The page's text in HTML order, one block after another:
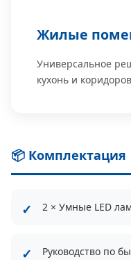
Жилые
Универсальное
кухонь и коридоров
📦 Комплектация
2 × Умные LED
Руководство по